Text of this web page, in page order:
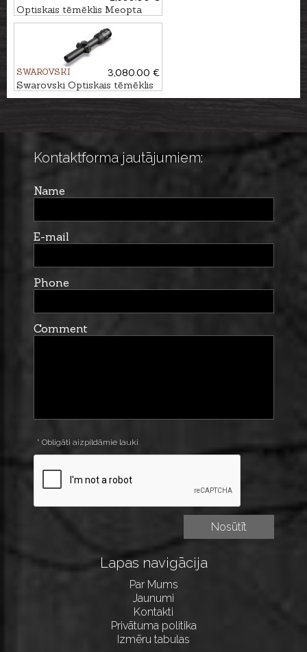
Optiskais tēmēklis Meopta
MeoStar R2 2.5-15x56 RD -
SWAROVSKI
3,080.00 €
Swarovski Optiskais tēmēklis
Z8i+ 1-8x24 L 4A-I
Kontaktforma jautājumiem:
Name
E-mail
Phone
Comment
* Obligāti aizpildāmie lauki
Lapas navigācija
Par Mums
Jaunumi
Kontakti
Privātuma politika
Izmēru tabulas